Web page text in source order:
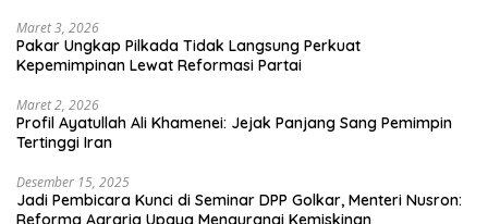
Maret 3, 2026
Pakar Ungkap Pilkada Tidak Langsung Perkuat
Kepemimpinan Lewat Reformasi Partai
Maret 2, 2026
Profil Ayatullah Ali Khamenei: Jejak Panjang Sang Pemimpin
Tertinggi Iran
Desember 15, 2025
Jadi Pembicara Kunci di Seminar DPP Golkar, Menteri Nusron: